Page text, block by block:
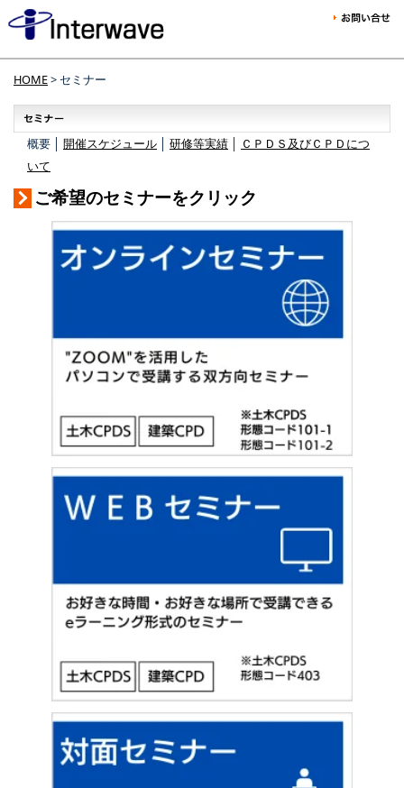
HOME> セミナー
概要 │ 開催スケジュール 研修等実績
ＣＰＤＳ及びＣＰＤにつ
いて
ご希望のセミナーをクリック